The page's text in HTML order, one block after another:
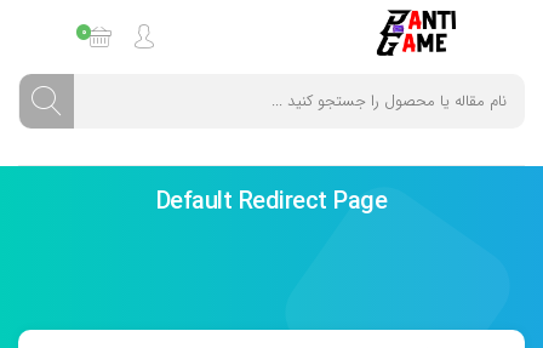
0
Default Redirect Page